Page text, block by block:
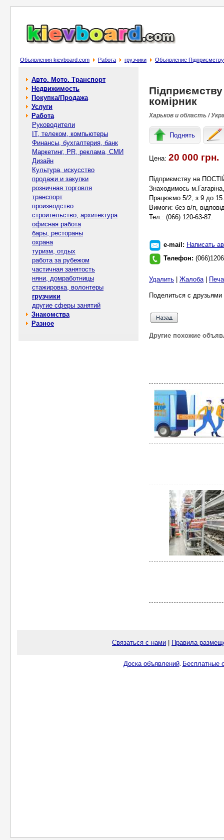
Объявления kievboard.com Работа грузчики Объявление Підприємству
Авто. Мото. Транспорт
Недвижимость
Покупка/Продажа
Услуги
Работа
Руководители
IT, телеком, компьютеры
Финансы, бухгалтерия, банк
Маркетинг, PR, реклама, СМИ
Дизайн
Культура, искусство
продажи и закупки
розничная торговля
транспорт
производство
строительство, архитектура
офисная работа
бары, рестораны
охрана
туризм, отдых
работа за рубежом
частичная занятость
няни, домработницы
стажировка, волонтеры
грузчики
другие сферы занятий
Знакомства
Разное
комірник
Харьков и область /
Поднять
Цена: 20 000 грн.
Підприємству на
Знаходимось
Працюємо 5/2, з 9 до 15.
Вимоги: без в/п,
Тел.: (066) 120-63-87.
e-mail: Написать
Телефон:
Удалить Жалоба|
Поделиться с
Другие похожие
Связаться с нами Правила
Доска объявлений. Бесплатные